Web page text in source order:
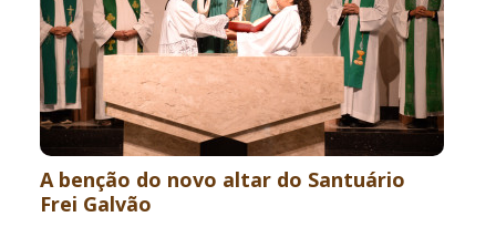
A benção do novo altar do Santuário
Frei Galvão